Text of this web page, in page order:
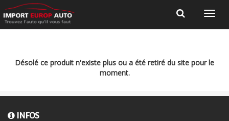
Désolé ce produit n'existe plus ou a été retiré du site pour le
moment.
INFOS